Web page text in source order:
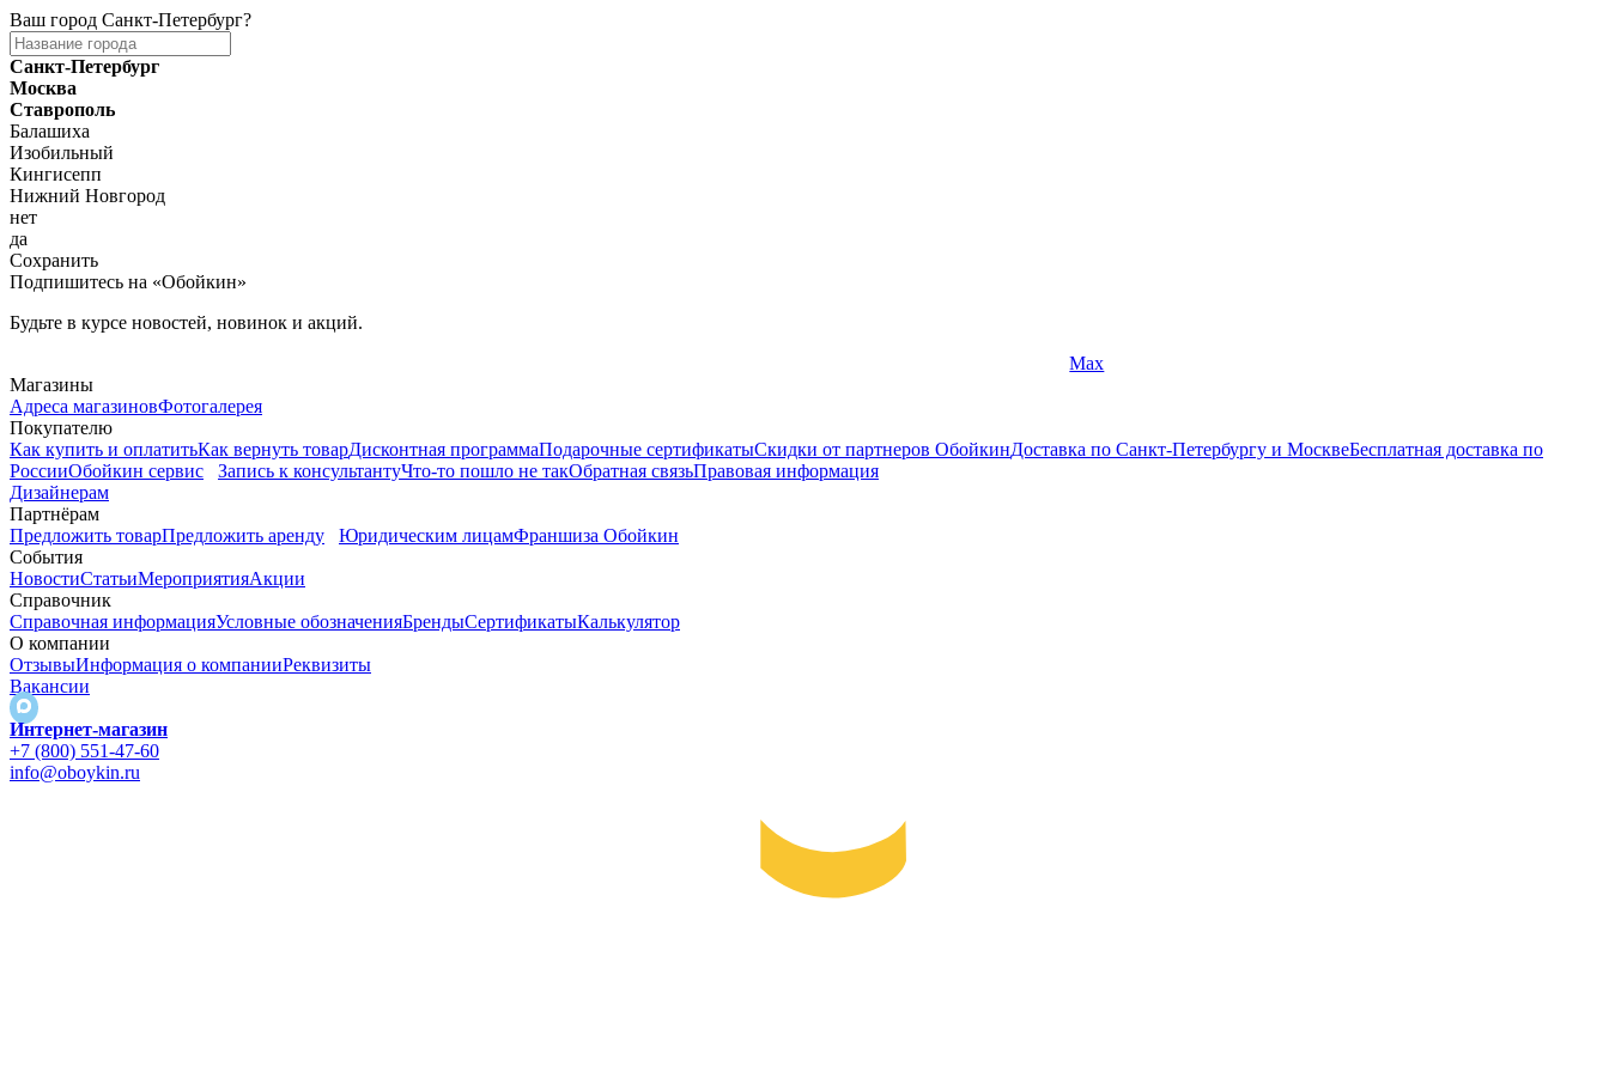
Ваш город Санкт-Петербург?
Санкт-Петербург
Москва
Ставрополь
Балашиха
Изобильный
Кингисепп
Нижний Новгород
нет
да
Сохранить
Подпишитесь на «Обойкин»
Будьте в курсе новостей, новинок и акций.
Max
Магазины
Адреса магазиновФотогалерея
Покупателю
Как купить и оплатитьКак вернуть товарДисконтная программаПодарочные сертификатыСкидки от партнеров ОбойкинДоставка по Санкт-Петербургу и МосквеБесплатная доставка по
РоссииОбойкин сервис Запись к консультантуЧто-то пошло не такОбратная связьПравовая информация
Дизайнерам
Партнёрам
Предложить товарПредложить аренду Юридическим лицамФраншиза Обойкин
События
НовостиСтатьиМероприятияАкции
Справочник
Справочная информацияУсловные обозначенияБрендыСертификатыКалькулятор
О компании
ОтзывыИнформация о компанииРеквизиты
Вакансии
Интернет-магазин
+7 (800) 551-47-60
info@oboykin.ru